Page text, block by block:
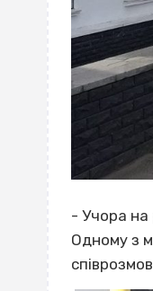
- Учора на
Одному з